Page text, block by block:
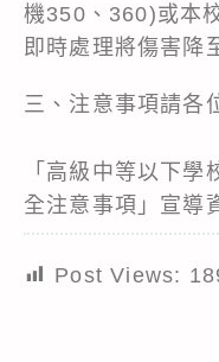
機350、360)或本
即時處理將傷害降
三、注意事項請各
「高級中等以下
全注意事項」宣導
Post Views: